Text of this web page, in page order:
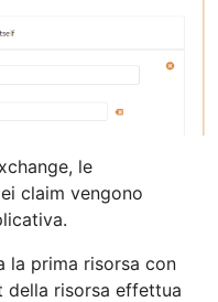
le
claim vengono
la prima risorsa con
della risorsa effettua